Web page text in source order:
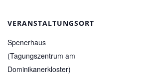
VERANSTALTUNGSORT
Spenerhaus
(Tagungszentrum am
Dominikanerkloster)